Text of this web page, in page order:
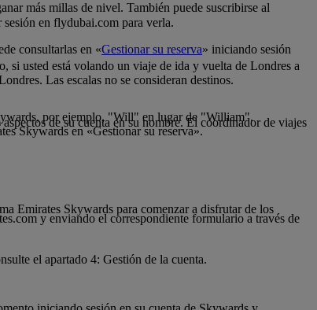
más millas de nivel. También puede suscribirse al
en flydubai.com para verla.
consultarlas en «Gestionar su reserva» iniciando sesión
por ejemplo, "Will" en lugar de "William".
Skywards en «Gestionar su reserva».
si usted está volando un viaje de ida y vuelta de Londres a
Las escalas no se consideran destinos.
de su cuenta en su nombre. El coordinador de viajes
y enviando el correspondiente formulario a través de
el apartado 4: Gestión de la cuenta.
Emirates Skywards para comenzar a disfrutar de los